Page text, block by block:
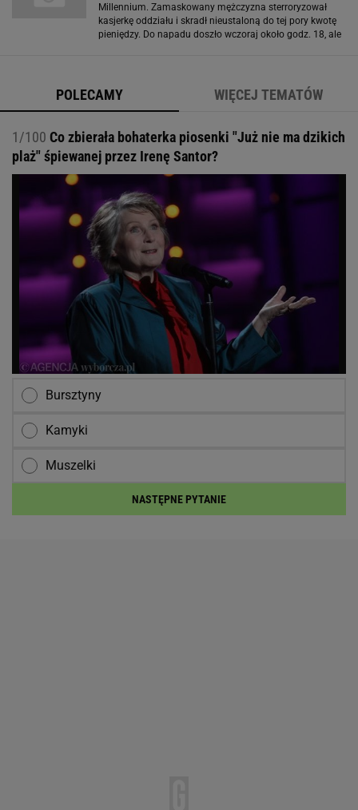
Millennium. Zamaskowany mężczyzna sterroryzował
kasjerkę oddziału i skradł nieustaloną do tej pory kwotę
pieniędzy. Do napadu doszło wczoraj około godz. 18, ale
POLECAMY WIĘCEJ TEMATÓW
1/100 Co zbierała bohaterka piosenki "Już nie ma dzikich
plaż" śpiewanej przez Irenę Santor?
Bursztyny
Kamyki
Muszelki
NASTĘPNE PYTANIE